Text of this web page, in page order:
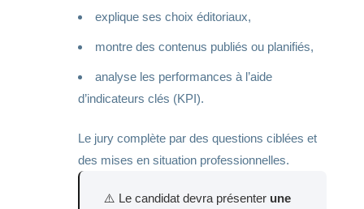
explique ses choix éditoriaux,
montre des contenus publiés ou planifiés,
analyse les performances à l’aide
d’indicateurs clés (KPI).
Le jury complète par des questions ciblées et
des mises en situation professionnelles.
⚠️ Le candidat devra présenter une